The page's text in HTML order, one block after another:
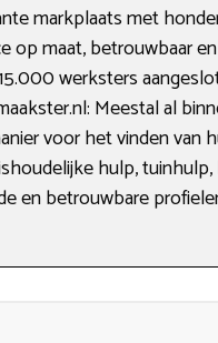
markplaats met
op maat, betrouwbaar
werksters
Meestal al
voor het vinden van
hulp,
en betrouwbare